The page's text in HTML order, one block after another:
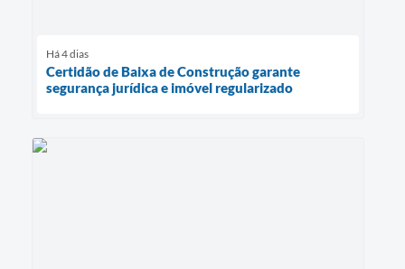
Há 4 dias
Certidão de Baixa de Construção garante
segurança jurídica e imóvel regularizado